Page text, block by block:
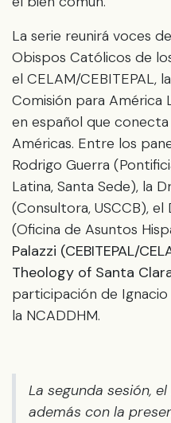
La serie reunirá voces
Obispos Católicos de
el CELAM/CEBITEPAL,
Comisión para América
en español que conecta
Américas. Entre los
Rodrigo Guerra
Latina, Santa Sede), la
(Consultora, USCCB),
(Oficina de Asuntos
Palazzi (CEBITEPAL/
Theology of Santa
participación de
la NCADDHM.
La segunda sesión,
además con la